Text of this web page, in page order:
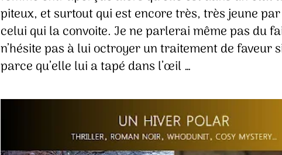
piteux, et surtout qui est encore très, très jeune
celui qui la convoite. Je ne parlerai même pas du
n’hésite pas à lui octroyer un traitement de faveur
parce qu’elle lui a tapé dans l’œil …